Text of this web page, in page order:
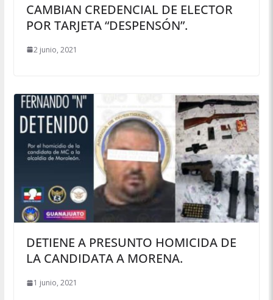
CAMBIAN CREDENCIAL DE ELECTOR
POR TARJETA “DESPENSÓN”.
2 junio, 2021
DETIENE A PRESUNTO HOMICIDA DE
LA CANDIDATA A MORENA.
1 junio, 2021